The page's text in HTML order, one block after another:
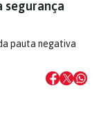
segurança
pauta negativa